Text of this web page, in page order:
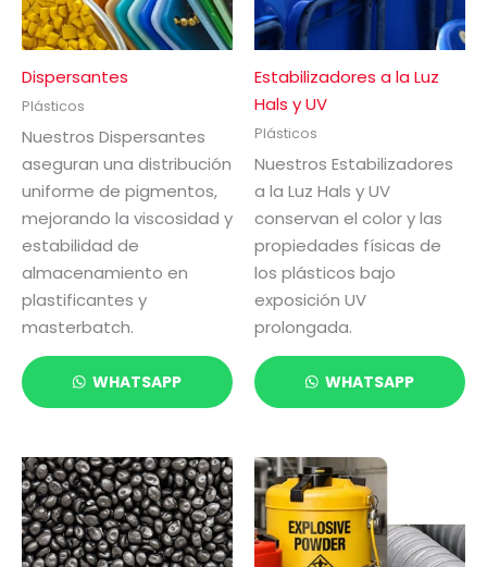
Dispersantes
Plásticos
Nuestros Dispersantes
aseguran una distribución
uniforme de pigmentos,
mejorando la viscosidad y
estabilidad de
almacenamiento en
plastificantes y
masterbatch.
WHATSAPP
Estabilizadores a la Luz
Hals y UV
Plásticos
Nuestros Estabilizadores
a la Luz Hals y UV
conservan el color y las
propiedades físicas de
los plásticos bajo
exposición UV
prolongada.
WHATSAPP